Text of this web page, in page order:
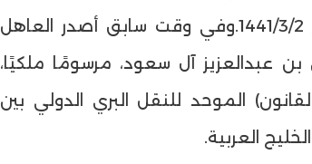
الملكي رقم (م/27) بتاريخ 1441/3/2.وفي وقت سابق أصدر العاهل
عبدالعزيز آل سعود، مرسومًا ملكيًا،
الموحد للنقل البري الدولي بين
العربية.